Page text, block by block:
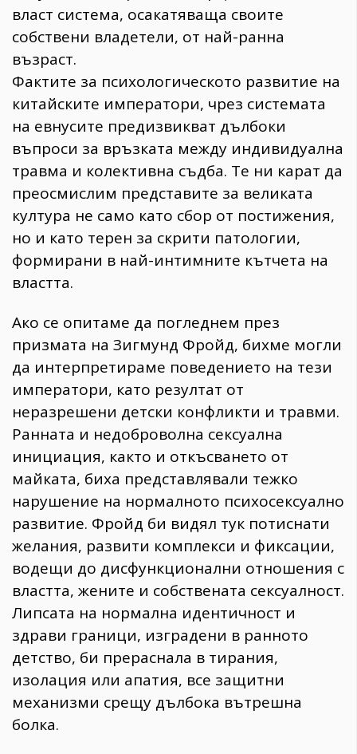
власт система, осакатяваща своите
собствени владетели, от най-ранна
възраст.
Фактите за психологическото развитие на
китайските императори, чрез системата
на евнусите предизвикват дълбоки
въпроси за връзката между индивидуална
травма и колективна съдба. Те ни карат да
преосмислим представите за великата
култура не само като сбор от постижения,
но и като терен за скрити патологии,
формирани в най-интимните кътчета на
властта.
Ако се опитаме да погледнем през
призмата на Зигмунд Фройд, бихме могли
да интерпретираме поведението на тези
императори, като резултат от
неразрешени детски конфликти и травми.
Ранната и недоброволна сексуална
инициация, както и откъсването от
майката, биха представлявали тежко
нарушение на нормалното психосексуално
развитие. Фройд би видял тук потиснати
желания, развити комплекси и фиксации,
водещи до дисфункционални отношения с
властта, жените и собствената сексуалност.
Липсата на нормална идентичност и
здрави граници, изградени в ранното
детство, би прераснала в тирания,
изолация или апатия, все защитни
механизми срещу дълбока вътрешна
болка.